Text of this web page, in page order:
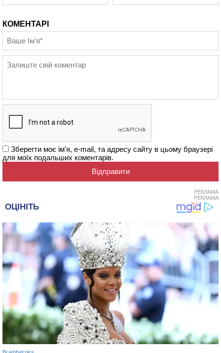
КОМЕНТАРІ
Зберегти моє ім'я, e-mail, та адресу сайту в цьому браузері
для моїх подальших коментарів.
РЕКЛАМА
РЕКЛАМА